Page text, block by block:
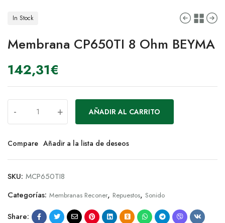
In Stock
Membrana CP650TI 8 Ohm BEYMA
142,31€
- + AÑADIR AL CARRITO
Compare Añadir a la lista de deseos
SKU: MCP650TI8
Categorías: Membranas Reconer, Repuestos, Sonido
Share: